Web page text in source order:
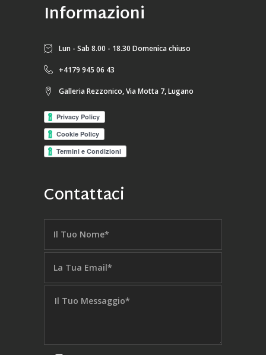
Informazioni
Lun - Sab 8.00 - 18.30 Domenica chiuso
+4179 945 06 43
Galleria Rezzonico, Via Motta 7, Lugano
Contattaci